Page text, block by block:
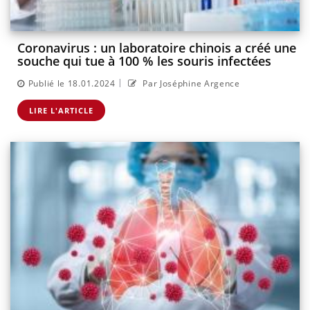
Coronavirus : un laboratoire chinois a créé une
souche qui tue à 100 % les souris infectées
Publié le 18.01.2024 | Par Joséphine Argence
LIRE L'ARTICLE